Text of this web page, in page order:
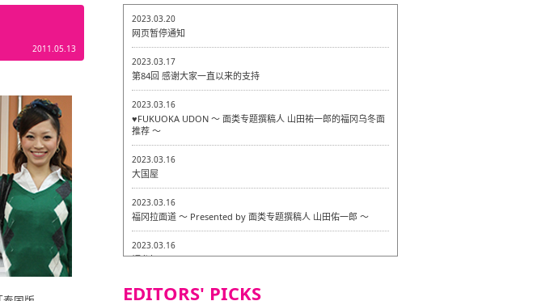
2011.05.13
2023.03.20
网页暂停通知
2023.03.17
第84回 感谢大家一直以来的支持
2023.03.16
♥FUKUOKA UDON ～ 面类专题撰稿人 山田祐一郎的福冈乌冬面
推荐 ～
2023.03.16
大国屋
2023.03.16
福冈拉面道 〜 Presented by 面类专题撰稿人 山田佑一郎 〜
2023.03.16
福龙轩
2023.03.07
EDITORS' PICKS